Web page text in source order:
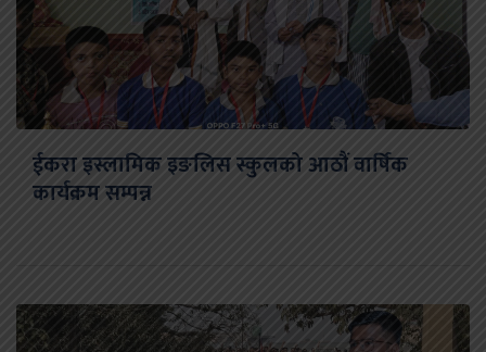
ईकरा इस्लामिक इङलिस स्कुलको आठौं वार्षिक
कार्यक्रम सम्पन्न